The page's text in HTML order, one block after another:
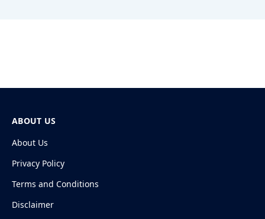
ABOUT US
About Us
Privacy Policy
Terms and Conditions
Disclaimer